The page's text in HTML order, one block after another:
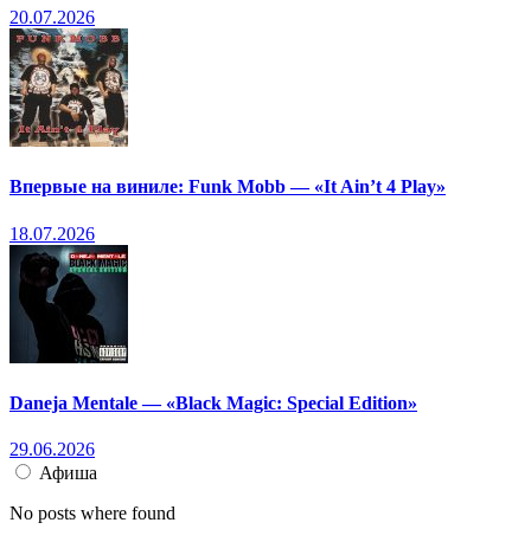
20.07.2026
Впервые на виниле: Funk Mobb — «It Ain’t 4 Play»
18.07.2026
Daneja Mentale — «Black Magic: Special Edition»
29.06.2026
Афиша
No posts where found